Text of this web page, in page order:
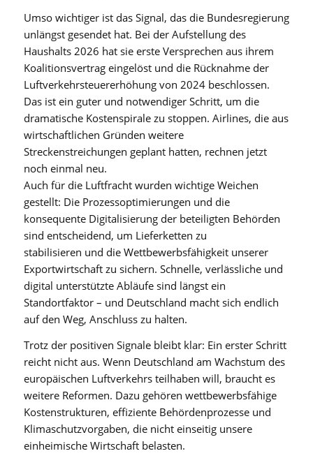
Umso wichtiger ist das Signal, das die Bundesregierung
unlängst gesendet hat. Bei der Aufstellung des
Haushalts 2026 hat sie erste Versprechen aus ihrem
Koalitionsvertrag eingelöst und die Rücknahme der
Luftverkehrsteuererhöhung von 2024 beschlossen.
Das ist ein guter und notwendiger Schritt, um die
dramatische Kostenspirale zu stoppen. Airlines, die aus
wirtschaftlichen Gründen weitere
Streckenstreichungen geplant hatten, rechnen jetzt
noch einmal neu.
Auch für die Luftfracht wurden wichtige Weichen
gestellt: Die Prozessoptimierungen und die
konsequente Digitalisierung der beteiligten Behörden
sind entscheidend, um Lieferketten zu
stabilisieren und die Wettbewerbsfähigkeit unserer
Exportwirtschaft zu sichern. Schnelle, verlässliche und
digital unterstützte Abläufe sind längst ein
Standortfaktor – und Deutschland macht sich endlich
auf den Weg, Anschluss zu halten.
Trotz der positiven Signale bleibt klar: Ein erster Schritt
reicht nicht aus. Wenn Deutschland am Wachstum des
europäischen Luftverkehrs teilhaben will, braucht es
weitere Reformen. Dazu gehören wettbewerbsfähige
Kostenstrukturen, effiziente Behördenprozesse und
Klimaschutzvorgaben, die nicht einseitig unsere
einheimische Wirtschaft belasten.